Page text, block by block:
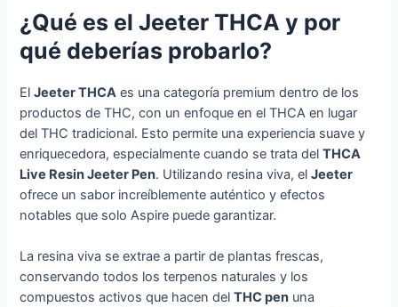
¿Qué es el Jeeter THCA y por
qué deberías probarlo?
ElJeeter THCA es una categoría premium dentro de los
productos de THC, con un enfoque en el THCA en lugar
del THC tradicional. Esto permite una experiencia suave y
enriquecedora, especialmente cuando se trata delTHCA
Live Resin Jeeter Pen. Utilizando resina viva, elJeeter
ofrece un sabor increíblemente auténtico y efectos
notables que solo Aspire puede garantizar.
La resina viva se extrae a partir de plantas frescas,
conservando todos los terpenos naturales y los
compuestos activos que hacen delTHC pen una